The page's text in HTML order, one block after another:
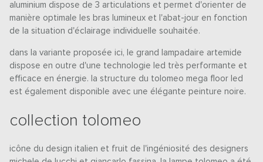
aluminium dispose de 3 articulations et permet d'orienter de
manière optimale les bras lumineux et l'abat-jour en fonction
de la situation d'éclairage individuelle souhaitée.
dans la variante proposée ici, le grand lampadaire artemide
dispose en outre d'une technologie led très performante et
efficace en énergie. la structure du tolomeo mega floor led
est également disponible avec une élégante peinture noire.
collection tolomeo
icône du design italien et fruit de l'ingéniosité des designers